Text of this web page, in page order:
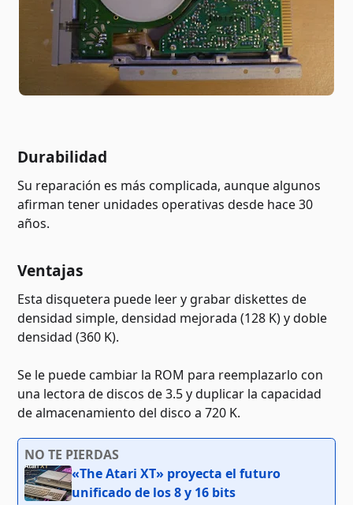
Durabilidad
Su reparación es más complicada, aunque algunos
afirman tener unidades operativas desde hace 30
años.
Ventajas
Esta disquetera puede leer y grabar diskettes de
densidad simple, densidad mejorada (128 K) y doble
densidad (360 K).
Se le puede cambiar la ROM para reemplazarlo con
una lectora de discos de 3.5 y duplicar la capacidad
de almacenamiento del disco a 720 K.
NO TE PIERDAS
«The Atari XT» proyecta el futuro
unificado de los 8 y 16 bits